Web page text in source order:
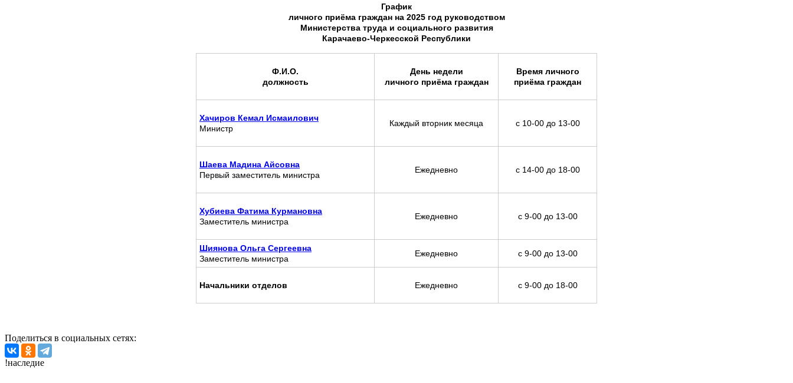
График
личного приёма граждан на 2025 год руководством
Министерства труда и социального развития
Карачаево-Черкесской Республики
Ф.И.О.
должность
День недели
личного приёма граждан
Время личного
приёма граждан
Хачиров Кемал Исмаилович
Министр
Каждый вторник месяца с 10-00 до 13-00
Шаева Мадина Айсовна
Первый заместитель министра
Ежедневно с 14-00 до 18-00
Хубиева Фатима Курмановна
Заместитель министра
Ежедневно с 9-00 до 13-00
Шиянова Ольга Сергеевна
Заместитель министра
Ежедневно с 9-00 до 13-00
Начальники отделов Ежедневно с 9-00 до 18-00
Поделиться в социальных сетях:
!наследие